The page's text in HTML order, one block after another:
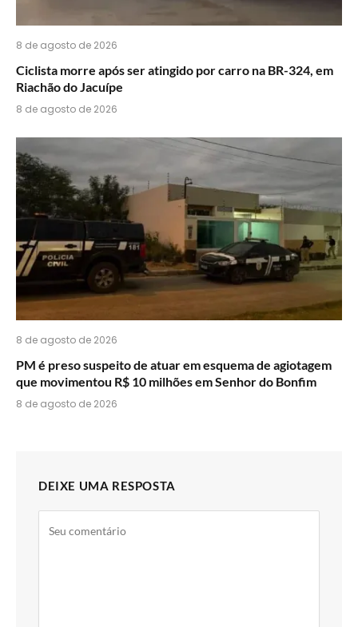
8 de agosto de 2026
Ciclista morre após ser atingido por carro na BR-324, em
Riachão do Jacuípe
8 de agosto de 2026
8 de agosto de 2026
PM é preso suspeito de atuar em esquema de agiotagem
que movimentou R$ 10 milhões em Senhor do Bonfim
8 de agosto de 2026
DEIXE UMA RESPOSTA